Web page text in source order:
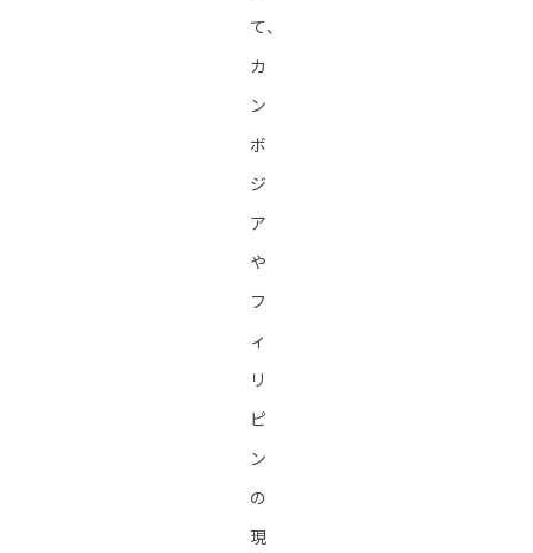
て、
カ
ン
ボ
ジ
ア
や
フ
ィ
リ
ピ
ン
の
現